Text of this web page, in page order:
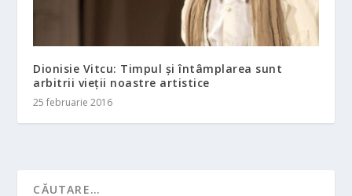
Dionisie Vitcu: Timpul și întâmplarea sunt
arbitrii vieții noastre artistice
25 februarie 2016